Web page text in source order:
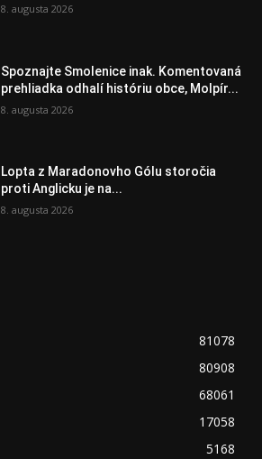
8. augusta 2026
Spoznajte Smolenice inak. Komentovaná
prehliadka odhalí históriu obce, Molpír...
8. augusta 2026
Lopta z Maradonovho Gólu storočia
proti Anglicku je na...
8. augusta 2026
81078
80908
68061
17058
5168